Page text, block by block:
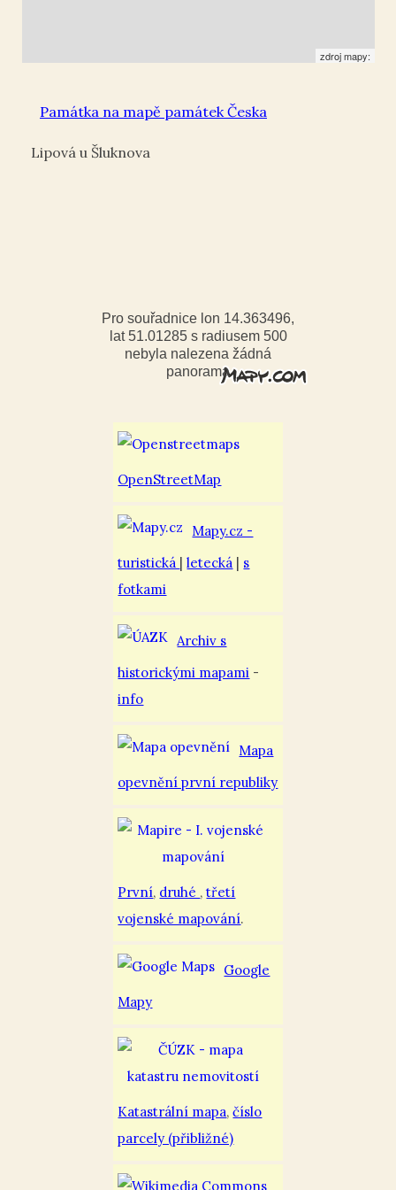
zdroj mapy:
Památka na mapě památek Česka
Lipová u Šluknova
Pro souřadnice lon 14.363496,
lat 51.01285 s radiusem 500
nebyla nalezena žádná
panorama
OpenStreetMap
Mapy.cz -
turistická
|letecká
s
fotkami
Archiv s
historickými mapami -
info
Mapa
opevnění první republiky
První, druhé ,třetí
vojenské mapování.
Google
Mapy
Katastrální mapa,číslo
parcely (přibližné)